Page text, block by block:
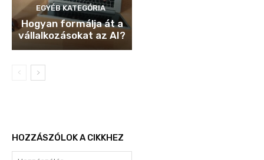
EGYÉB KATEGÓRIA
Hogyan formálja át a
vállalkozásokat az AI?
HOZZÁSZÓLOK A CIKKHEZ